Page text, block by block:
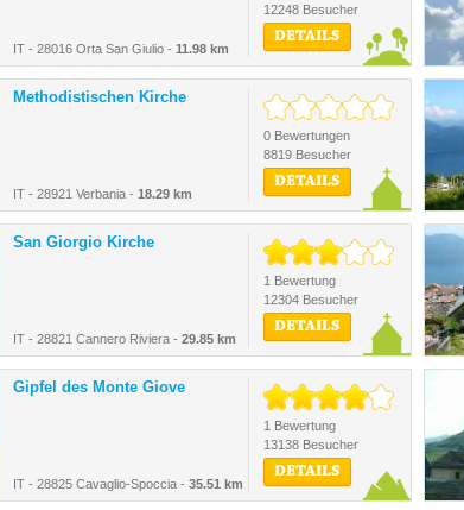
IT - 28016 Orta San Giulio - 11.98 km
12248 Besucher
DETAILS
Methodistischen Kirche
IT - 28921 Verbania - 18.29 km
0 Bewertungen
8819 Besucher
DETAILS
San Giorgio Kirche
IT - 28821 Cannero Riviera - 29.85 km
1 Bewertung
12304 Besucher
DETAILS
Gipfel des Monte Giove
IT - 28825 Cavaglio-Spoccia - 35.51 km
1 Bewertung
13138 Besucher
DETAILS